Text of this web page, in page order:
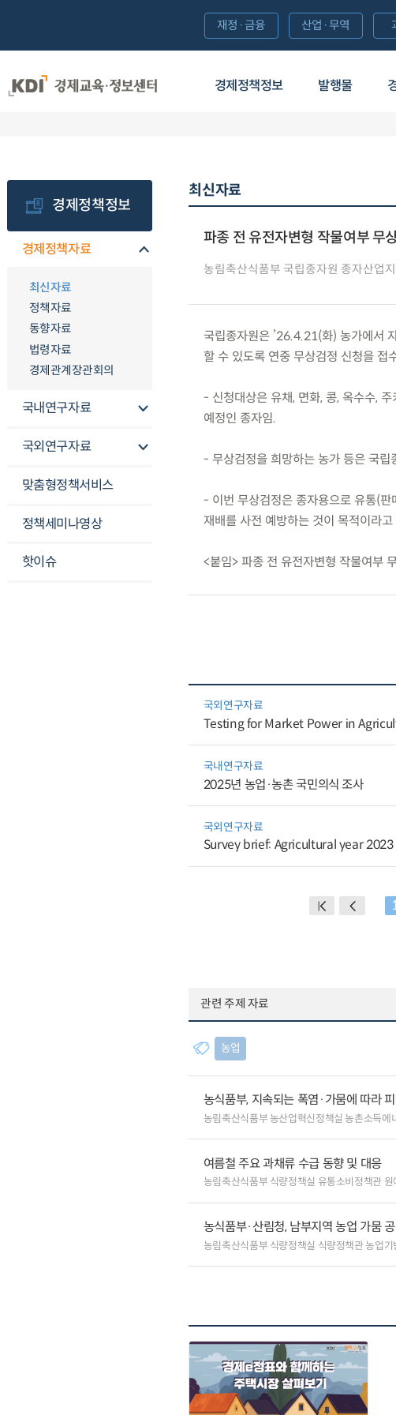
경제정책정보 발행물
재정·금융 산업·무역
경제정책정보
경제정책자료
최신자료
정책자료
동향자료
법령자료
경제관계장관회의
국내연구자료
국외연구자료
맞춤형정책서비스
정책세미나영상
핫이슈
최신자료
파종 전 유전자변형 작물여부 무
농림축산식품부 국립종자원 종자산업
국립종자원은 ’26.4.21(화) 농가에서
할 수 있도록 연중 무상검정 신청을 접
- 신청대상은 유채, 면화, 콩, 옥수수,
예정인 종자임.
- 무상검정을 희망하는 농가 등은 국립
- 이번 무상검정은 종자용으로 유통(
재배를 사전 예방하는 것이 목적이라고
<붙임> 파종 전 유전자변형 작물여부
국외연구자료
Testing for Market Power in
국내연구자료
2025년 농업·농촌 국민의식 조사
국외연구자료
Survey brief: Agricultural year
관련 주제 자료
농업
농식품부, 지속되는 폭염·가뭄에 따라
농림축산식품부 농산업혁신정책실 농촌소득에
여름철 주요 과채류 수급 동향 및 대응
농림축산식품부 식량정책실 유통소비정책관 원
농식품부·산림청, 남부지역 농업 가뭄
농림축산식품부 식량정책실 식량정책관 농업기